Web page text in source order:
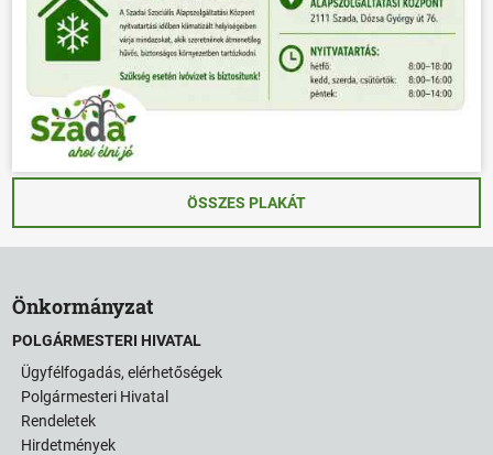
ÖSSZES PLAKÁT
Önkormányzat
POLGÁRMESTERI HIVATAL
Ügyfélfogadás, elérhetőségek
Polgármesteri Hivatal
Rendeletek
Hirdetmények